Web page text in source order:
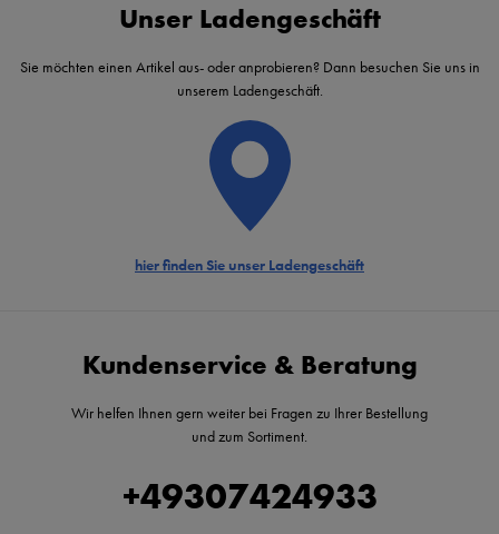
Unser Ladengeschäft
Sie möchten einen Artikel aus- oder anprobieren? Dann besuchen Sie uns in
unserem Ladengeschäft.
hier finden Sie unser Ladengeschäft
Kundenservice & Beratung
Wir helfen Ihnen gern weiter bei Fragen zu Ihrer Bestellung
und zum Sortiment.
+49307424933